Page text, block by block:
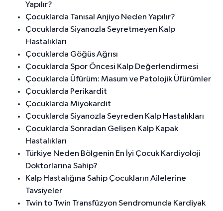
Yapılır?
Çocuklarda Tanısal Anjiyo Neden Yapılır?
Çocuklarda Siyanozla Seyretmeyen Kalp
Hastalıkları
Çocuklarda Göğüs Ağrısı
Çocuklarda Spor Öncesi Kalp Değerlendirmesi
Çocuklarda Üfürüm: Masum ve Patolojik Üfürümler
Çocuklarda Perikardit
Çocuklarda Miyokardit
Çocuklarda Siyanozla Seyreden Kalp Hastalıkları
Çocuklarda Sonradan Gelişen Kalp Kapak
Hastalıkları
Türkiye Neden Bölgenin En İyi Çocuk Kardiyoloji
Doktorlarına Sahip?
Kalp Hastalığına Sahip Çocukların Ailelerine
Tavsiyeler
Twin to Twin Transfüzyon Sendromunda Kardiyak